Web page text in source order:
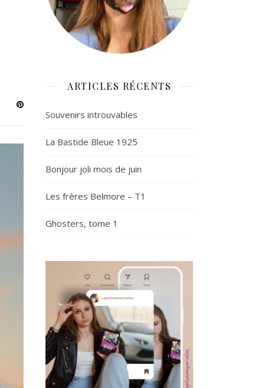
ARTICLES RÉCENTS
Souvenirs introuvables
La Bastide Bleue 1925
Bonjour joli mois de juin
Les frères Belmore – T1
Ghosters, tome 1